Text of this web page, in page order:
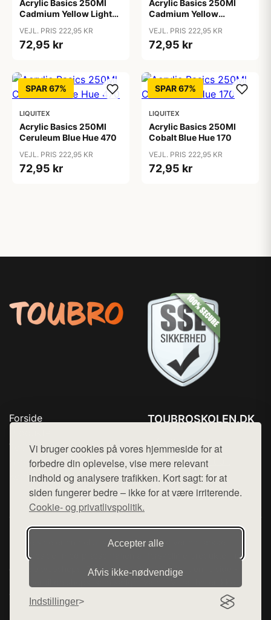
Vi bruger cookies på vores hjemmeside for at
forbedre din oplevelse, vise mere relevant
indhold og analysere trafikken. Kort sagt: for at
siden fungerer bedre – ikke for at være irriterende.
Cookie- og privatlivspolitik.
Accepter alle
Afvis ikke‑nødvendige
Indstillinger
Acrylic Basics 250Ml
Cadmium Yellow Light
VEJL. PRIS 222,95 KR
72,95 kr
Acrylic Basics 250Ml
Cadmium Yellow
VEJL. PRIS 222,95 KR
72,95 kr
SPAR 67%
LIQUITEX
Acrylic Basics 250Ml
Ceruleum Blue Hue 470
VEJL. PRIS 222,95 KR
72,95 kr
SPAR 67%
LIQUITEX
Acrylic Basics 250Ml
Cobalt Blue Hue 170
VEJL. PRIS 222,95 KR
72,95 kr
Forside
Top Rabatter
Blog
Kontakt
TOUBROSKOLEN.DK
Mail: hej@want.dk
Cookie- og privatlivspolitik
Denne side er en del af want.dk, der udgiver en række
hjemmesider med præsentation af forskellige produkter fra
diverse webshops. Der sælges ikke varer fra denne side - vi
henviser til de shops, som sælger varen. Vi har heller ikke
varerne på lager.